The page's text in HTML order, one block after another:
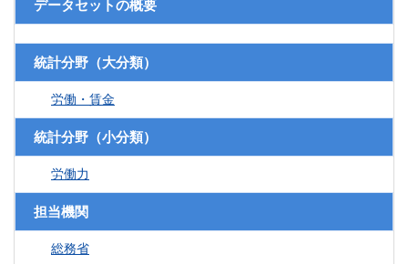
データセットの概要
統計分野（大分類）
労働・賃金
統計分野（小分類）
労働力
担当機関
総務省